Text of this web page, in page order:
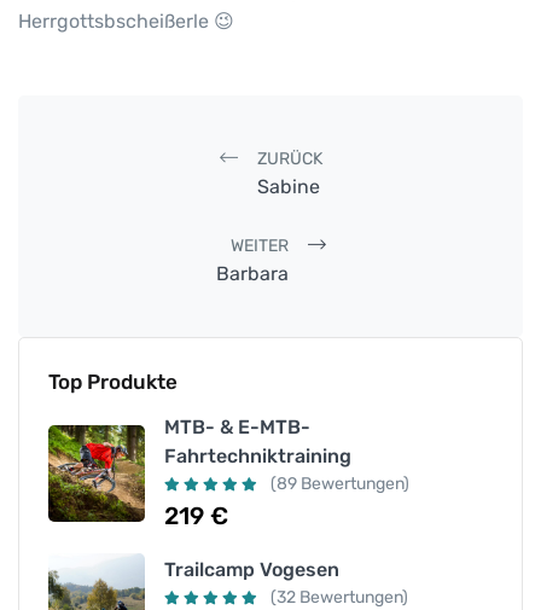
Herrgottsbscheißerle 😉
Post navigation
ZURÜCK
Sabine
WEITER
Barbara
Top Produkte
MTB- & E-MTB-
Fahrtechniktraining
(89 Bewertungen)
219 €
Trailcamp Vogesen
(32 Bewertungen)